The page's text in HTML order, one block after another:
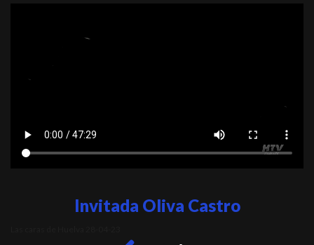
Invitada Oliva Castro